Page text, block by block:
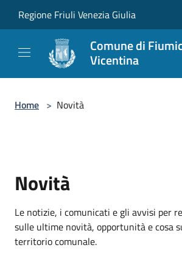
Regione Friuli Venezia Giulia
Comune di
Vicentina
Home > Novità
Novità
Le notizie, i comunicati e gli avvisi per
sulle ultime novità, opportunità e cosa
territorio comunale.